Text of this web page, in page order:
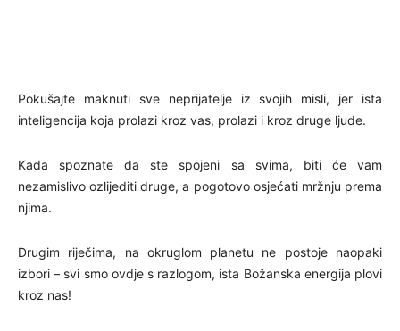
Pokušajte maknuti sve neprijatelje iz svojih misli, jer ista
inteligencija koja prolazi kroz vas, prolazi i kroz druge ljude.
Kada spoznate da ste spojeni sa svima, biti će vam
nezamislivo ozlijediti druge, a pogotovo osjećati mržnju prema
njima.
Drugim riječima, na okruglom planetu ne postoje naopaki
izbori – svi smo ovdje s razlogom, ista Božanska energija plovi
kroz nas!